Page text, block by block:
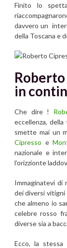
Finito lo
davvero un
della Toscana e
in
Che dire !
eccellenza, della
smette mai un
Cipresso e
nazionale e
l’orizzionte
Immaginatevi di
dei diversi vitigni
che almeno io
celebre rosso
diverse sia a
Ecco, la stessa